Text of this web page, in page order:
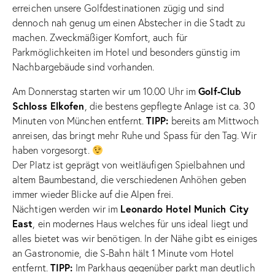
erreichen unsere Golfdestinationen zügig und sind
dennoch nah genug um einen Abstecher in die Stadt zu
machen. Zweckmäßiger Komfort, auch für
Parkmöglichkeiten im Hotel und besonders günstig im
Nachbargebäude sind vorhanden.
Am Donnerstag starten wir um 10.00 Uhr imGolf-Club
Schloss Elkofen , die bestens gepflegte Anlage ist ca. 30
Minuten von München entfernt.TIPP: bereits am Mittwoch
anreisen, das bringt mehr Ruhe und Spass für den Tag. Wir
haben vorgesorgt.
Der Platz ist geprägt von weitläufigen Spielbahnen und
altem Baumbestand, die verschiedenen Anhöhen geben
immer wieder Blicke auf die Alpen frei.
Nächtigen werden wir im Leonardo Hotel Munich City
East , ein modernes Haus welches für uns ideal liegt und
alles bietet was wir benötigen. In der Nähe gibt es einiges
an Gastronomie, die S-Bahn hält 1 Minute vom Hotel
entfernt. TIPP: Im Parkhaus gegenüber parkt man deutlich